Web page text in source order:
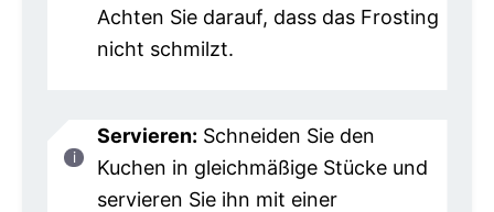
Achten Sie darauf, dass das Frosting
nicht schmilzt.
Servieren: Schneiden Sie den
Kuchen in gleichmäßige Stücke und
servieren Sie ihn mit einer